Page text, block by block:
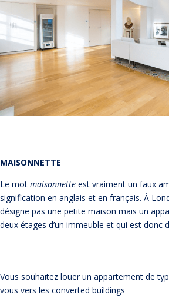
MAISONNETTE
Le mot maisonnette est vraiment un faux
signification en anglais et en français. À
désigne pas une petite maison mais un
deux étages d’un immeuble et qui est donc
Vous souhaitez louer un appartement de
vous vers les converted buildings